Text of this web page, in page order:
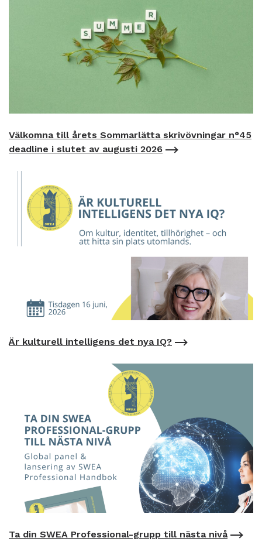
Välkomna till årets Sommarlätta skrivövningar n°45
deadline i slutet av augusti 2026
Är kulturell intelligens det nya IQ?
Ta din SWEA Professional-grupp till nästa nivå